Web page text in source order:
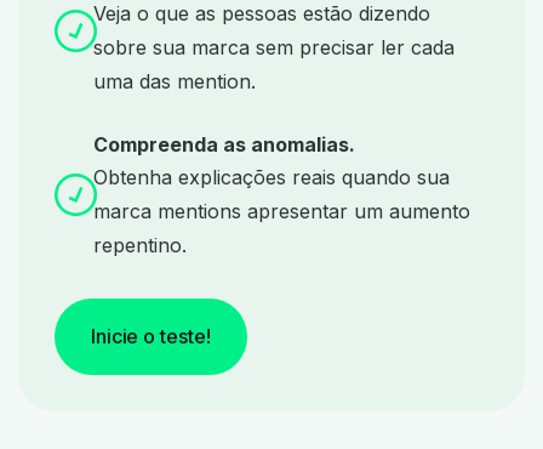
Veja o que as pessoas estão dizendo
sobre sua marca sem precisar ler cada
uma das mention.
Compreenda as anomalias.
Obtenha explicações reais quando sua
marca mentions apresentar um aumento
repentino.
Inicie o teste!